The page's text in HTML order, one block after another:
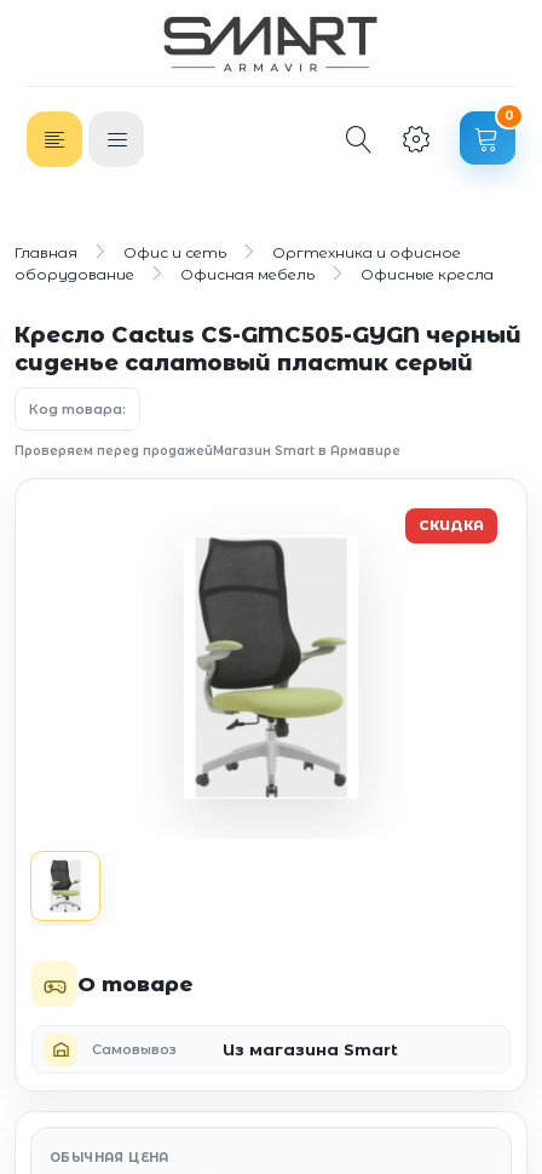
0
Главная Офис и сеть
Оргтехника и офисное
оборудование
Офисная мебель Офисные кресла
Кресло Cactus CS-GMC505-GYGN черный
сиденье салатовый пластик серый
Код товара:
Проверяем перед продажейМагазин Smart в Армавире
СКИДКА
О товаре
Самовывоз Из магазина Smart
ОБЫЧНАЯ ЦЕНА